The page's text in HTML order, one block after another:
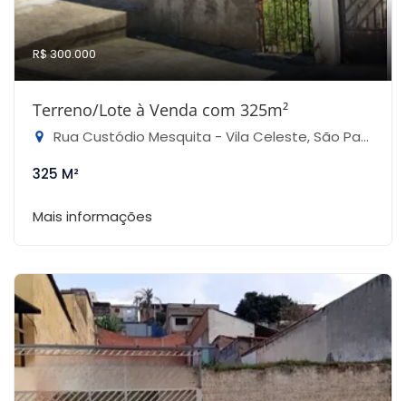
R$ 300.000
Terreno/Lote à Venda com 325m²
Rua Custódio Mesquita - Vila Celeste, São Paulo-SP
325 M²
Mais informações